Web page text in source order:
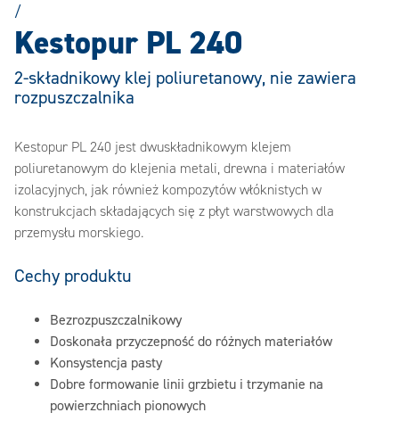
/
Kestopur PL 240
2-składnikowy klej poliuretanowy, nie zawiera
rozpuszczalnika
Kestopur PL 240 jest dwuskładnikowym klejem
poliuretanowym do klejenia metali, drewna i materiałów
izolacyjnych, jak również kompozytów włóknistych w
konstrukcjach składających się z płyt warstwowych dla
przemysłu morskiego.
Cechy produktu
Bezrozpuszczalnikowy
Doskonała przyczepność do różnych materiałów
Konsystencja pasty
Dobre formowanie linii grzbietu i trzymanie na
powierzchniach pionowych